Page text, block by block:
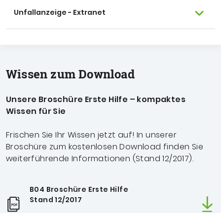
Unfallanzeige - Extranet
Wissen zum Download
Unsere Broschüre Erste Hilfe – kompaktes
Wissen für Sie
Frischen Sie Ihr Wissen jetzt auf! In unserer
Broschüre zum kostenlosen Download finden Sie
weiterführende Informationen (Stand 12/2017).
B04 Broschüre Erste Hilfe
Stand 12/2017